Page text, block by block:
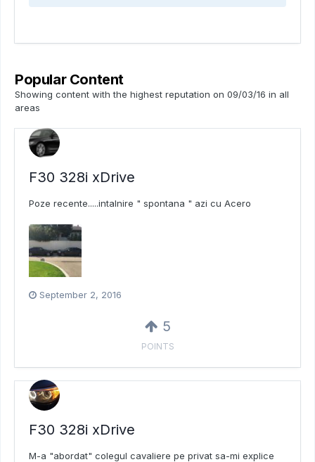
Popular Content
Showing content with the highest reputation on 09/03/16 in all
areas
F30 328i xDrive
Poze recente.....intalnire " spontana " azi cu Acero
September 2, 2016
5
POINTS
F30 328i xDrive
M-a "abordat" colegul cavaliere pe privat sa-mi explice